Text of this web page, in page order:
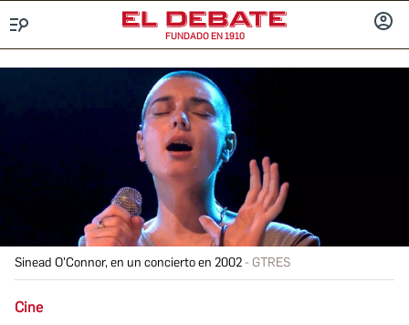
FUNDADO EN 1910
Sinead O'Connor, en un concierto en 2002 GTRES
Cine